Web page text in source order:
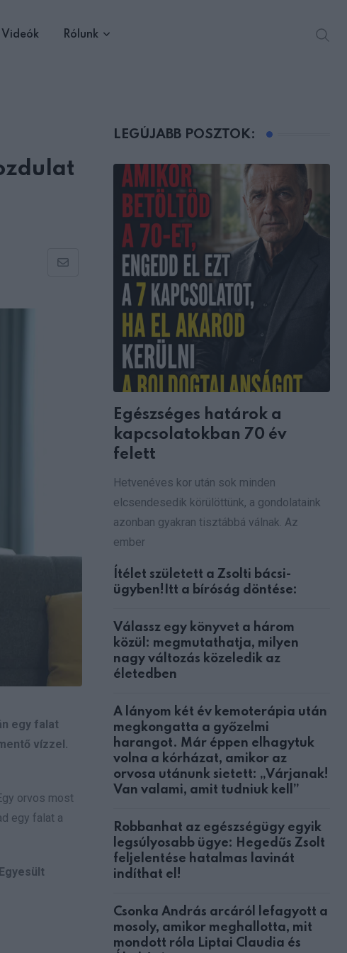
Videók Rólunk
Share
egy falat
vízzel.
orvos most
egy falat a
Egyesült
LEGÚJABB POSZTOK:
Egészséges határok a
kapcsolatokban 70 év
felett
Hetvenéves kor után sok minden
elcsendesedik körülöttünk, a gondolataink
azonban gyakran tisztábbá válnak. Az
ember
Ítélet született a Zsolti bácsi-
ügyben!Itt a bíróság döntése:
Válassz egy könyvet a három
közül: megmutathatja, milyen
nagy változás közeledik az
életedben
A lányom két év kemoterápia után
megkongatta a győzelmi
harangot. Már éppen elhagytuk
volna a kórházat, amikor az
orvosa utánunk sietett: „Várjanak!
Van valami, amit tudniuk kell”
Robbanhat az egészségügy egyik
legsúlyosabb ügye: Hegedűs Zsolt
feljelentése hatalmas lavinát
indíthat el!
Csonka András arcáról lefagyott a
mosoly, amikor meghallotta, mit
mondott róla Liptai Claudia és